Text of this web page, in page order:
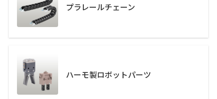
プラレールチェーン
ハーモ製ロボットパーツ